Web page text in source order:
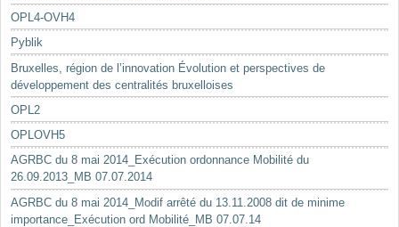
OPL4-OVH4
Pyblik
Bruxelles, région de l’innovation Évolution et perspectives de
développement des centralités bruxelloises
OPL2
OPLOVH5
AGRBC du 8 mai 2014_Exécution ordonnance Mobilité du
26.09.2013_MB 07.07.2014
AGRBC du 8 mai 2014_Modif arrêté du 13.11.2008 dit de minime
importance_Exécution ord Mobilité_MB 07.07.14